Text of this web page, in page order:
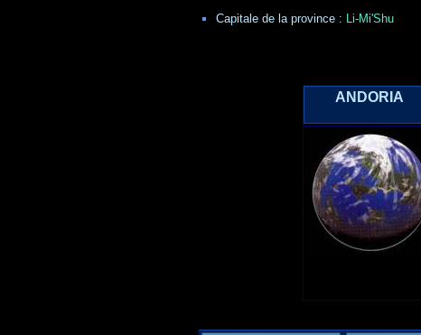
Capitale de la province : Li-Mi'Shu
ANDORIA